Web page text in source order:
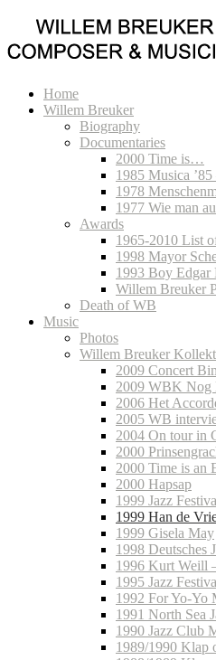
Home
Willem Breuker
Biography
Documentaries
2000 Time is…
1985 Musica
1978
1977 Wie man
Awards
1965-2010 List
1998 Mayor
1993 Boy Edgar
Willem Breuker
Death of WB
Music
Photos
Willem Breuker
2009 Concert
2009 WBK Nog
2006 Het
2005 WB
2004 On tour in
2000
2000 Time is an
2000 Hapsap
1999 Jazz
1999 Han de
1999 Gisela May
1998 Deutsches
1996 Kurt Weill
1995 Jazz
1992 For Yo-Yo
1991 North Sea
1990 Jazz Club
1989/1990 Klap